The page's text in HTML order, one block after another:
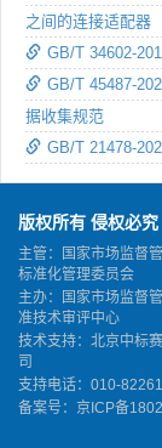
之间的连接适配器
GB/T 34602-
GB/T 45487-
据收集规范
GB/T 21478-
版权所有 侵权必究
主管：国家市场监督
标准化管理委员会
主办：国家市场监督
准技术审评中心
技术支持：北京中标
司
支持电话：010-
备案号： 京ICP备